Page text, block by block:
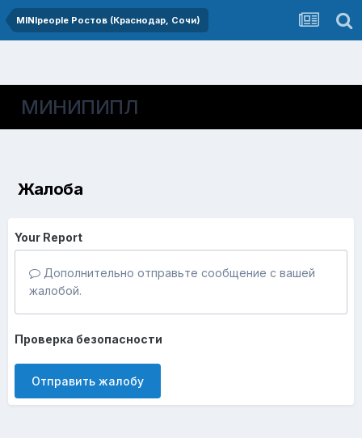
MINIpeople Ростов (Краснодар, Сочи)
МИНИПИПЛ
Жалоба
Your Report
Дополнительно отправьте сообщение с вашей
жалобой.
Проверка безопасности
Отправить жалобу